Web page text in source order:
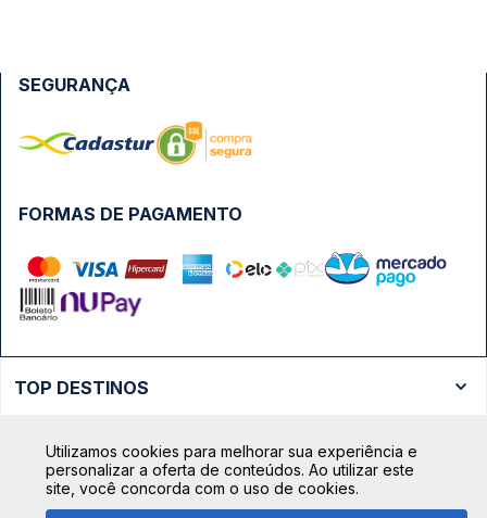
FORMAS DE PAGAMENTO
SEGURANÇA
TOP DESTINOS
Ônibus São Paulo
Ônibus Brasília
TOP VIAÇÕES
Passagens Cometa
TOP RODOVIÁRIAS
Utilizamos cookies para melhorar sua experiência e
personalizar a oferta de conteúdos. Ao utilizar este
site, você concorda com o uso de cookies.